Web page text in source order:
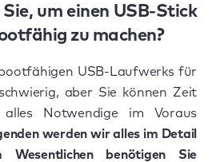
um einen USB-Stick
zu machen?
USB-Laufwerks für
aber Sie können Zeit
Notwendige im Voraus
werden wir alles im Detail
benötigen Sie